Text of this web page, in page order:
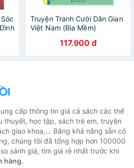
Truyện Tranh Cười Dân Gian
Việt Nam (Bìa Mềm)
117.900 đ
cấp thông tin giá cả sách các thể
thuyết, học tập, sách trẻ em, truyện
giao khoa,... Bằng khả năng sẵn có
chúng tôi đã tổng hợp hơn 100000
sánh giá, tìm giá rẻ nhất trước khi
hàng.